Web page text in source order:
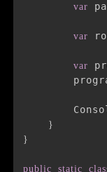
var
var
var
}
}
public static